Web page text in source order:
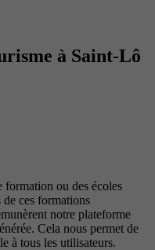
à Saint-Lô
formation ou des écoles
ces formations
notre plateforme
Cela nous permet de
à tous les utilisateurs.